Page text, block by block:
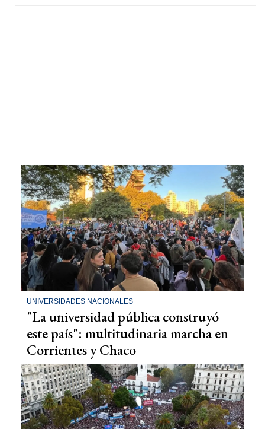
UNIVERSIDADES NACIONALES
"La universidad pública construyó
este país": multitudinaria marcha en
Corrientes y Chaco